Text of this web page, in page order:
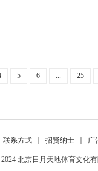
5 6 ... 25
联系方式 招贤纳士 广
北京日月天地体育文化